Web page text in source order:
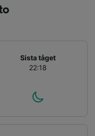
Sista tåget
22:18